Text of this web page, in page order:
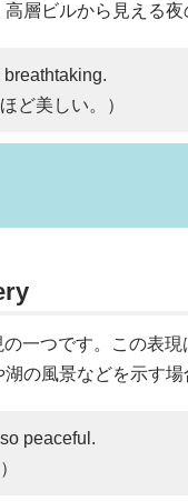
層ビルから見える
ど美しい。）
一つです。この表
の風景などを示す場
peaceful.